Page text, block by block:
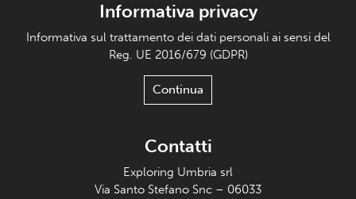
Informativa privacy
Informativa sul trattamento dei dati personali ai sensi del
Reg. UE 2016/679 (GDPR)
Continua
Contatti
Exploring Umbria srl
Via Santo Stefano Snc – 06033